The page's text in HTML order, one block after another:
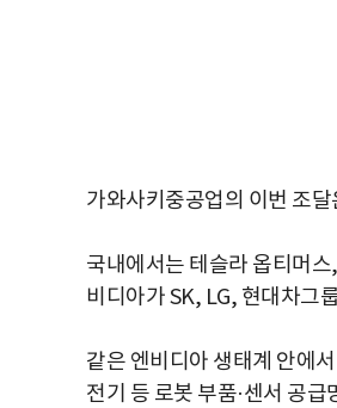
가와사키중공업의 이번 조
국내에서는 테슬라 옵티머
비디아가 SK, LG, 현대차그
같은 엔비디아 생태계 안에
전기 등 로봇 부품·센서 공